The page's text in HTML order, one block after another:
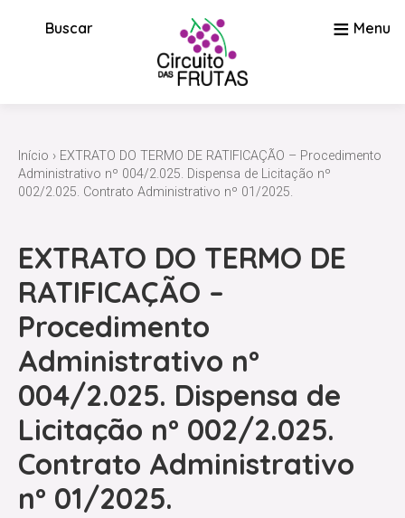
Buscar ≡ Menu
Início › EXTRATO DO TERMO DE RATIFICAÇÃO – Procedimento
Administrativo nº 004/2.025. Dispensa de Licitação nº
002/2.025. Contrato Administrativo nº 01/2025.
EXTRATO DO TERMO DE
RATIFICAÇÃO –
Procedimento
Administrativo nº
004/2.025. Dispensa de
Licitação nº 002/2.025.
Contrato Administrativo
nº 01/2025.